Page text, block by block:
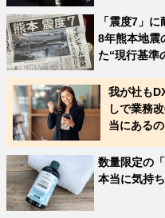
「震度7」
8年熊本地震
た“現行基準
我が社も
しで業務
当にあるの
数量限定の
本当に気持